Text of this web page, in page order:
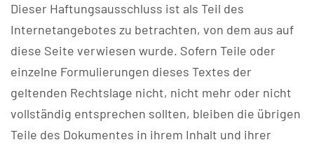
Dieser Haftungsausschluss ist als Teil des
Internetangebotes zu betrachten, von dem aus auf
diese Seite verwiesen wurde. Sofern Teile oder
einzelne Formulierungen dieses Textes der
geltenden Rechtslage nicht, nicht mehr oder nicht
vollständig entsprechen sollten, bleiben die übrigen
Teile des Dokumentes in ihrem Inhalt und ihrer